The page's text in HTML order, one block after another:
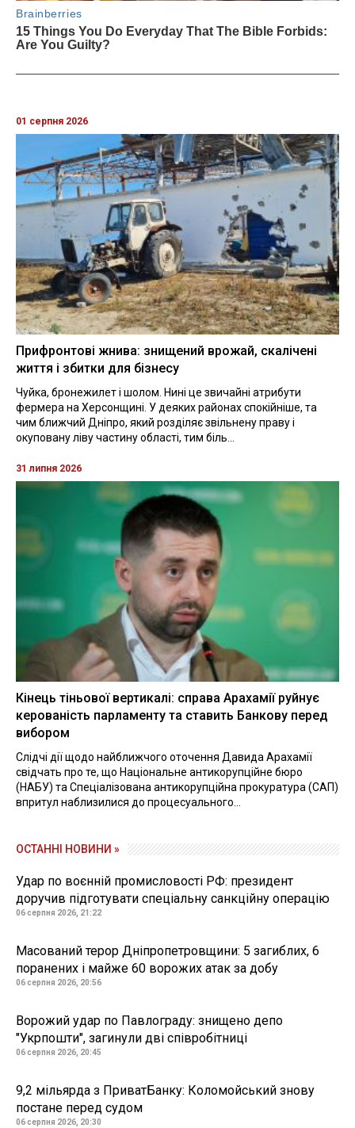
01 серпня 2026
Прифронтові жнива: знищений врожай, скалічені
життя і збитки для бізнесу
Чуйка, бронежилет і шолом. Нині це звичайні атрибути
фермера на Херсонщині. У деяких районах спокійніше, та
чим ближчий Дніпро, який розділяє звільнену праву і
окуповану ліву частину області, тим біль...
31 липня 2026
Кінець тіньової вертикалі: справа Арахамії руйнує
керованість парламенту та ставить Банкову перед
вибором
Слідчі дії щодо найближчого оточення Давида Арахамії
свідчать про те, що Національне антикорупційне бюро
(НАБУ) та Спеціалізована антикорупційна прокуратура (САП)
впритул наблизилися до процесуального...
ОСТАННІ НОВИНИ »
Удар по воєнній промисловості РФ: президент
доручив підготувати спеціальну санкційну операцію
06 серпня 2026, 21:22
Масований терор Дніпропетровщини: 5 загиблих, 6
поранених і майже 60 ворожих атак за добу
06 серпня 2026, 20:56
Ворожий удар по Павлограду: знищено депо
"Укрпошти", загинули дві співробітниці
06 серпня 2026, 20:45
9,2 мільярда з ПриватБанку: Коломойський знову
постане перед судом
06 серпня 2026, 20:30